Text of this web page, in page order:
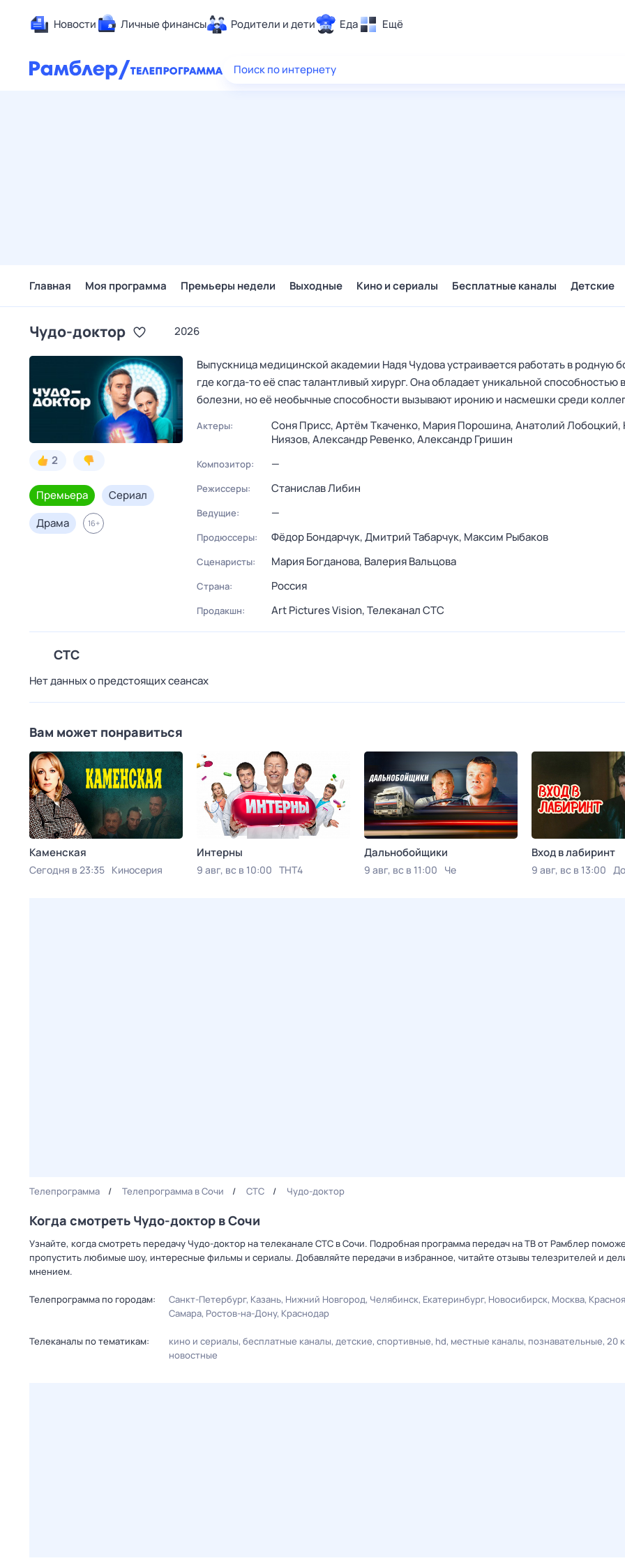
Новости Личные финансы Родители и дети Еда Ещё
Здоровье
Поиск по интернету
Главная Моя программа Премьеры недели Выходные Кино и сериалы Бесплатные каналы Детские
Чудо-доктор 2026
2
Премьера
Сериал
Драма
16+
Выпускница медицинской академии Надя Чудова устраивается работать в родную
где когда-то её спас талантливый хирург. Она обладает уникальной способностью
болезни, но её необычные способности вызывают иронию и насмешки среди
Актеры: Соня Присс,Артём Ткаченко, Мария Порошина,Анатолий Лобоцкий,
Ниязов,Александр Ревенко,Александр Гришин
Композитор: —
Режиссеры: Станислав Либин
Ведущие: —
Продюссеры: Фёдор Бондарчук,Дмитрий Табарчук, Максим Рыбаков
Сценаристы: Мария Богданова, Валерия Вальцова
Страна: Россия
Продакшн: Art Pictures Vision,Телеканал СТС
СТС
Нет данных о предстоящих сеансах
Вам может понравиться
Каменская
Сегодня в 23:35 Киносерия
Интерны
9 авг, вс в 10:00 ТНТ4
Дальнобойщики
9 авг, вс в 11:00 Че
Вход в лабиринт
9 авг, вс в 13:00
Телепрограмма Телепрограмма в Сочи СТС Чудо-доктор
Когда смотреть Чудо-доктор в Сочи
Узнайте, когда смотреть передачу Чудо-доктор на телеканале СТС в Сочи. Подробная программа передач на ТВ от Рамблер
пропустить любимые шоу, интересные фильмы и сериалы. Добавляйте передачи в избранное, читайте отзывы телезрителей и
мнением.
Телепрограмма по городам: Санкт-Петербург Казань Нижний Новгород Челябинск Екатеринбург Новосибирск Москва
Самара Ростов-на-Дону Краснодар
Телеканалы по тематикам: кино и сериалы бесплатные каналы детские спортивные hd местные каналы познавательные 20
новостные